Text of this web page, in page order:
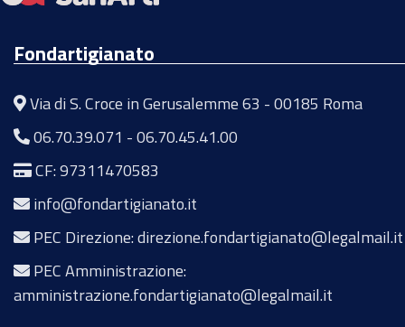
Fondartigianato
Via di S. Croce in Gerusalemme 63 - 00185 Roma
06.70.39.071 -06.70.45.41.00
CF: 97311470583
info@fondartigianato.it
PEC Direzione: direzione.fondartigianato@legalmail.it
PEC Amministrazione:
amministrazione.fondartigianato@legalmail.it